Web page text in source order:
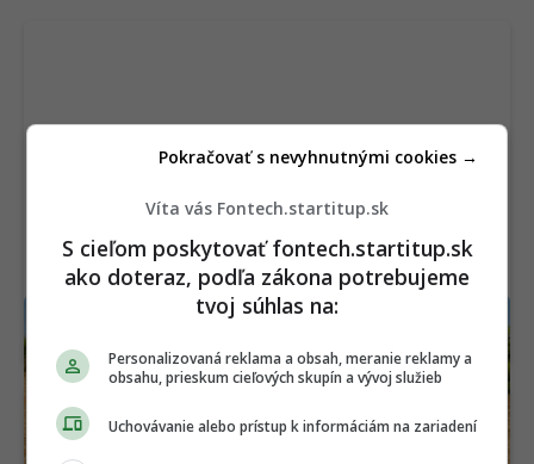
Izrael otestoval záhadnú kapsulovú zbraň.
Víta vás Fontech.startitup.sk
S cieľom poskytovať fontech.startitup.sk
ako doteraz, podľa zákona potrebujeme
tvoj súhlas na:
Personalizovaná reklama a obsah, meranie reklamy a
obsahu, prieskum cieľových skupín a vývoj služieb
Uchovávanie alebo prístup k informáciám na zariadení
Pokračovať s nevyhnutnými cookies →